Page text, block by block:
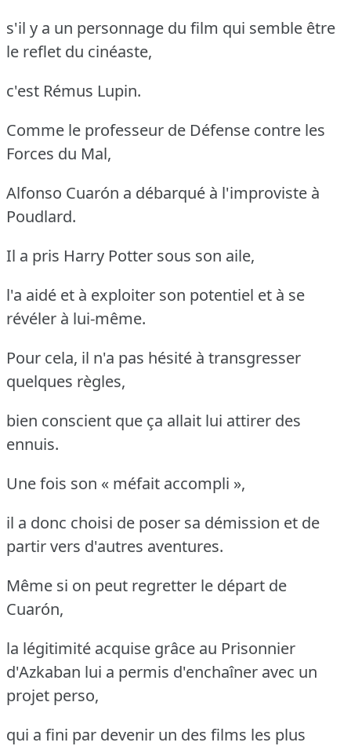
s'il y a un personnage du film qui semble être
le reflet du cinéaste,
c'est Rémus Lupin.
Comme le professeur de Défense contre les
Forces du Mal,
Alfonso Cuarón a débarqué à l'improviste à
Poudlard.
Il a pris Harry Potter sous son aile,
l'a aidé et à exploiter son potentiel et à se
révéler à lui-même.
Pour cela, il n'a pas hésité à transgresser
quelques règles,
bien conscient que ça allait lui attirer des
ennuis.
Une fois son « méfait accompli »,
il a donc choisi de poser sa démission et de
partir vers d'autres aventures.
Même si on peut regretter le départ de
Cuarón,
la légitimité acquise grâce au Prisonnier
d'Azkaban lui a permis d'enchaîner avec un
projet perso,
qui a fini par devenir un des films les plus